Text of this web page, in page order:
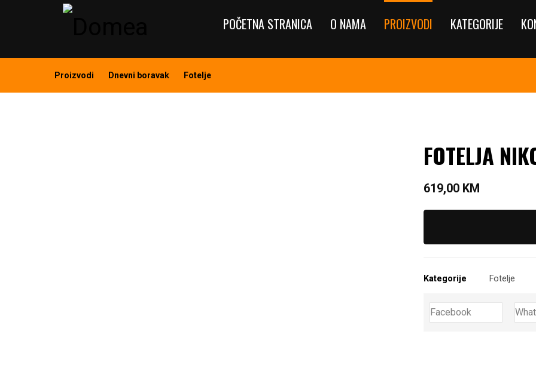
POČETNA STRANICA O NAMA PROIZVODI KATEGORIJE
Proizvodi Dnevni boravak Fotelje
FOTELJA
619,00 KM
Kategorije Fotelje
Facebook